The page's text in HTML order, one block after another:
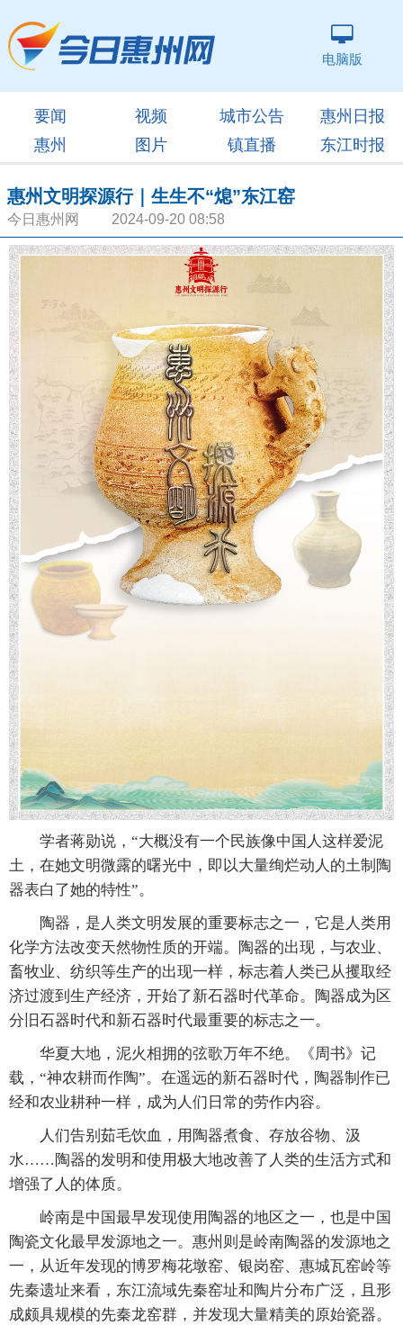
电脑版
要闻 视频 城市公告
惠州日报
惠州
图片 镇直播 东江时报
惠州文明探源行｜生生不“熄”东江窑
今日惠州网 2024-09-20 08:58
学者蒋勋说，“大概没有一个民族像中国人这样爱泥
土，在她文明微露的曙光中，即以大量绚烂动人的土制陶
器表白了她的特性”。
陶器，是人类文明发展的重要标志之一，它是人类用
化学方法改变天然物性质的开端。陶器的出现，与农业、
畜牧业、纺织等生产的出现一样，标志着人类已从攫取经
济过渡到生产经济，开始了新石器时代革命。陶器成为区
分旧石器时代和新石器时代最重要的标志之一。
华夏大地，泥火相拥的弦歌万年不绝。《周书》记
载，“神农耕而作陶”。在遥远的新石器时代，陶器制作已
经和农业耕种一样，成为人们日常的劳作内容。
人们告别茹毛饮血，用陶器煮食、存放谷物、汲
水……陶器的发明和使用极大地改善了人类的生活方式和
增强了人的体质。
岭南是中国最早发现使用陶器的地区之一，也是中国
陶瓷文化最早发源地之一。惠州则是岭南陶器的发源地之
一，从近年发现的博罗梅花墩窑、银岗窑、惠城瓦窑岭等
先秦遗址来看，东江流域先秦窑址和陶片分布广泛，且形
成颇具规模的先秦龙窑群，并发现大量精美的原始瓷器。